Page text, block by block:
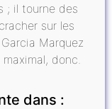
; il tourne des
sur les
Marquez
donc.
dans :